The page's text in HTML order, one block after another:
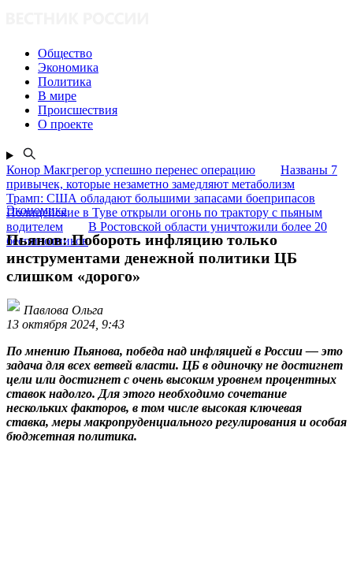
Общество
Экономика
Политика
В мире
Происшествия
О проекте
Конор Макгрегор успешно перенес операцию
Названы 7
привычек, которые незаметно замедляют метаболизм
Трамп: США обладают большими запасами боеприпасов
Полицейские в Туве открыли огонь по трактору с пьяным
водителем
В Ростовской области уничтожили более 20
беспилотников
Экономика
Пьянов: Побороть инфляцию только
инструментами денежной политики ЦБ
слишком «дорого»
Павлова Ольга
13 октября 2024, 9:43
По мнению Пьянова, победа над инфляцией в России — это
задача для всех ветвей власти. ЦБ в одиночку не достигнет
цели или достигнет с очень высоким уровнем процентных
ставок надолго. Для этого необходимо сочетание
нескольких факторов, в том числе высокая ключевая
ставка, меры макропруденциального регулирования и особая
бюджетная политика.